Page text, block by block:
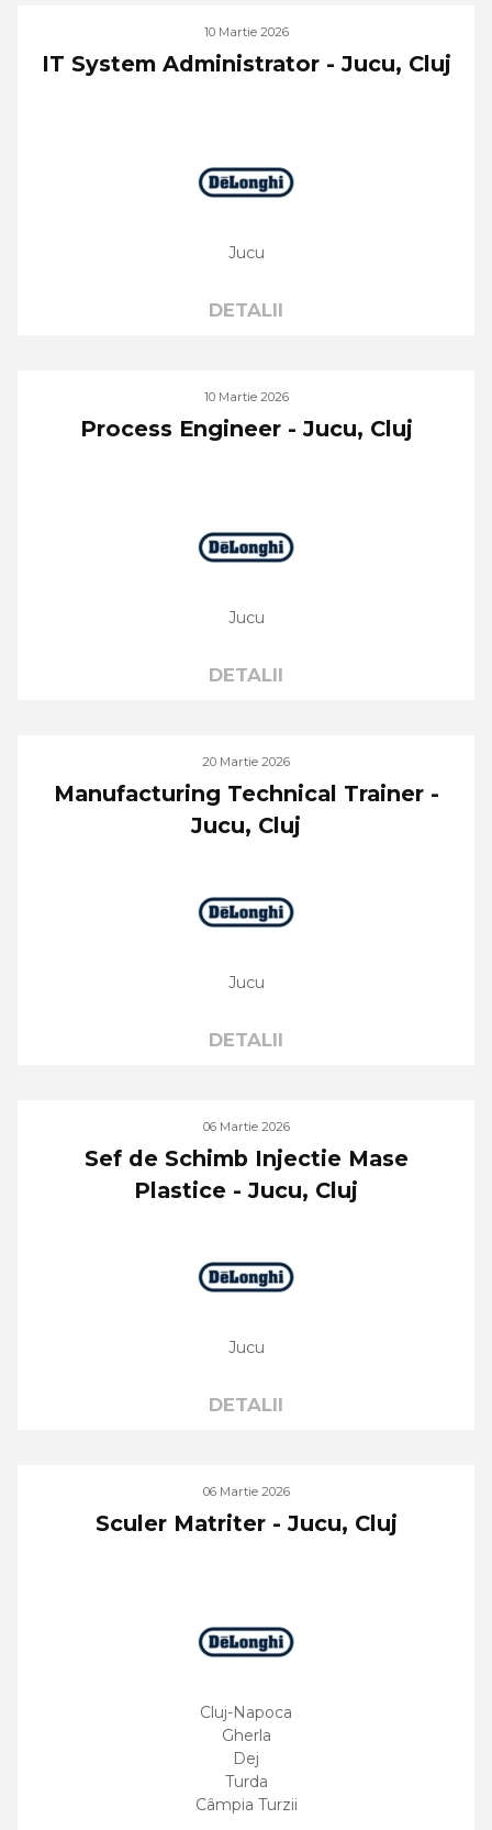
10 Martie 2026
IT System Administrator - Jucu, Cluj
Jucu
DETALII
10 Martie 2026
Process Engineer - Jucu, Cluj
Jucu
DETALII
20 Martie 2026
Manufacturing Technical Trainer -
Jucu, Cluj
Jucu
DETALII
06 Martie 2026
Sef de Schimb Injectie Mase
Plastice - Jucu, Cluj
Jucu
DETALII
06 Martie 2026
Sculer Matriter - Jucu, Cluj
Cluj-Napoca
Gherla
Dej
Turda
Câmpia Turzii